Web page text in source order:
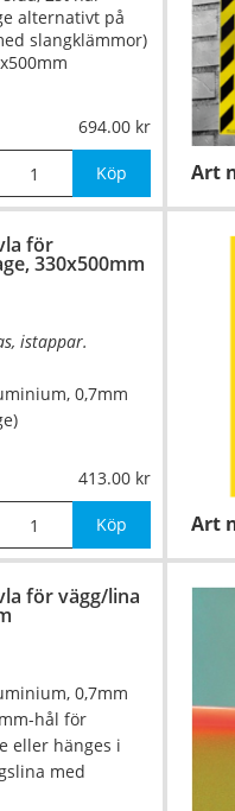
alternativt på
slangklämmor)
694.00
Köp Art
för
330x500mm
istappar.
0,7mm
413.00
Köp Art
för vägg/lina
0,7mm
hål för
eller hänges i
med